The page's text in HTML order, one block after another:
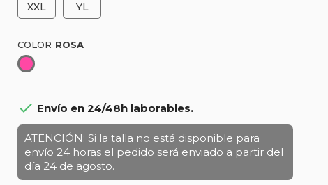
XXL YL
COLOR
Rosa
 Envío en 24/48h laborables.
ATENCIÓN: Si la talla no está disponible para
envío 24 horas el pedido será enviado a partir del
día 24 de agosto.